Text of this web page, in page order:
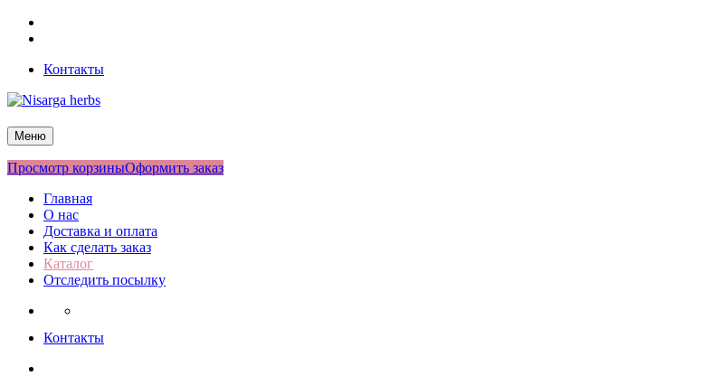
Перейти
Контакты
Nisarga herbs
Меню
Просмотр корзиныОформить заказ
Главная
О нас
Доставка и оплата
Как сделать заказ
Каталог
Отследить посылку
Контакты